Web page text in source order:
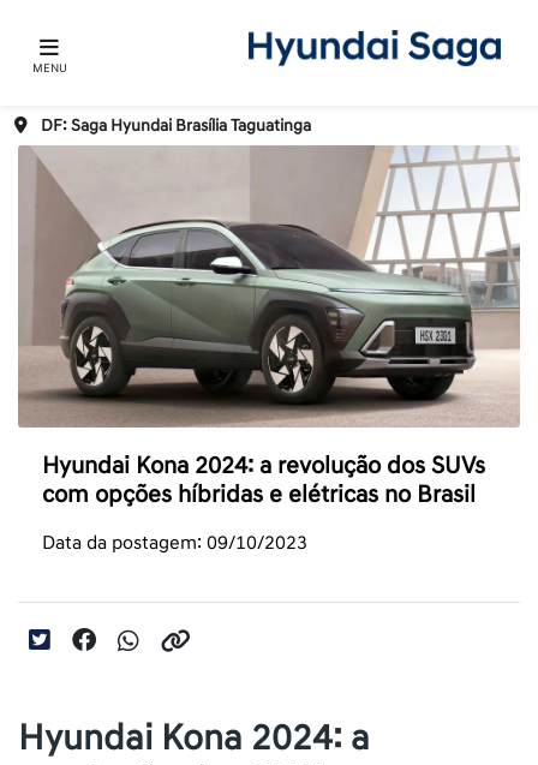
MENU
DF: Saga Hyundai Brasília Taguatinga
Hyundai Kona 2024: a revolução dos SUVs
com opções híbridas e elétricas no Brasil
Data da postagem: 09/10/2023
Hyundai Kona 2024: a